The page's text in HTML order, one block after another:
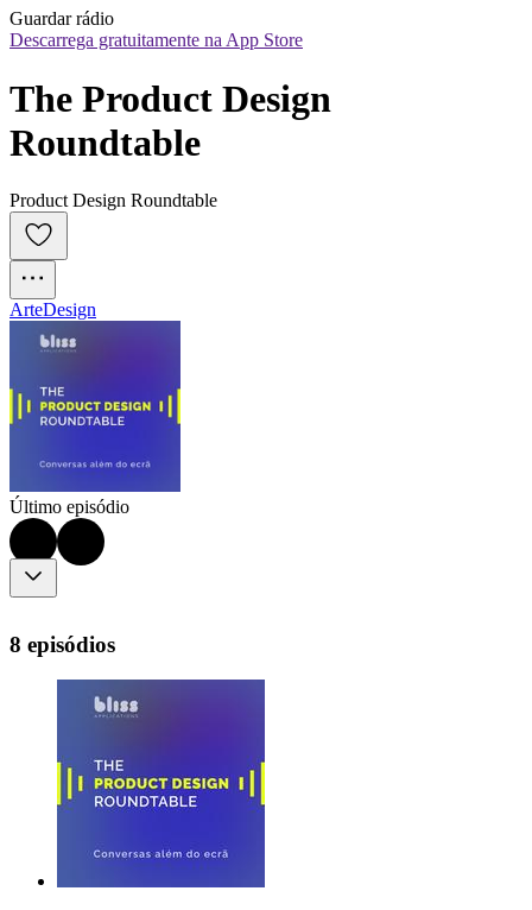
Guardar rádio
Descarrega gratuitamente na App Store
The Product Design
Roundtable
Product Design Roundtable
ArteDesign
Último episódio
8 episódios